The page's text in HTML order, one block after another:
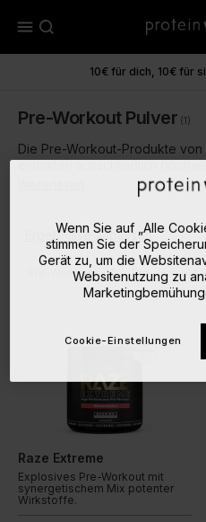
menu
10€ für dich, 10€ für
Pre-Workout Pulver (1)
Die Pre-Workout-Produkte von
enthalten ausschließlich
Ergebnisse anpassen
Pre-Workouts close Pre-Workout
Raze Extreme
Explosives Pre-Workout mit
synergetischem Mix potenter
Wirkstoffe.
Wenn Sie auf „Alle
stimmen Sie der
Gerät zu, um die
Websitenutzung zu
Cookie-Einstellungen